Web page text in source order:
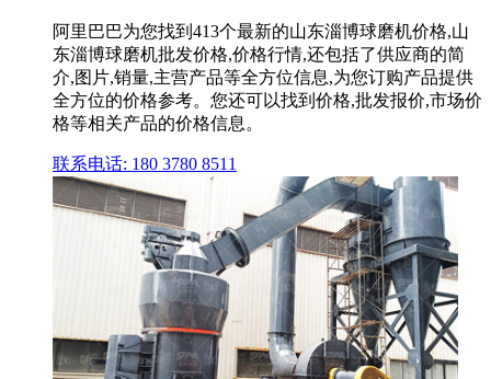
阿里巴巴为您找到413个最新的山东淄博球磨机价格,山
东淄博球磨机批发价格,价格行情,还包括了供应商的简
介,图片,销量,主营产品等全方位信息,为您订购产品提供
全方位的价格参考。您还可以找到价格,批发报价,市场价
格等相关产品的价格信息。
联系电话: 180 3780 8511